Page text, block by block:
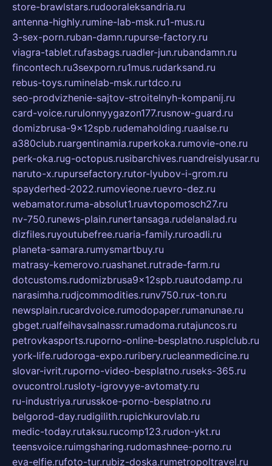
store-brawlstars.rudooraleksandria.ru
antenna-highly.rumine-lab-msk.ru1-mus.ru
3-sex-porn.ruban-damn.rupurse-factory.ru
viagra-tablet.rufasbags.ruadler-jun.rubandamn.ru
fincontech.ru3sexporn.ru1mus.rudarksand.ru
rebus-toys.ruminelab-msk.rurtdco.ru
seo-prodvizhenie-sajtov-stroitelnyh-kompanij.ru
card-voice.rurulonnyygazon177.rusnow-guard.ru
domizbrusa-9x12spb.rudemaholding.ruaalse.ru
a380club.ruargentinamia.ruperkoka.rumovie-one.ru
perk-oka.rug-octopus.rusibarchives.ruandreislyusar.ru
naruto-x.rupursefactory.rutor-lyubov-i-grom.ru
spayderhed-2022.rumovieone.ruevro-dez.ru
webamator.ruma-absolut1.ruavtopomosch27.ru
nv-750.runews-plain.runertansaga.rudelanalad.ru
dizfiles.ruyoutubefree.ruaria-family.ruroadli.ru
planeta-samara.rumysmartbuy.ru
matrasy-kemerovo.ruashanet.rutrade-farm.ru
dotcustoms.rudomizbrusa9x12spb.ruautodamp.ru
narasimha.rudjcommodities.runv750.rux-ton.ru
newsplain.rucardvoice.rumodopaper.rumanunae.ru
gbget.rualfeihavsalnassr.rumadoma.rutajuncos.ru
petrovkasports.ruporno-online-besplatno.rusplclub.ru
york-life.rudoroga-expo.ruribery.rucleanmedicine.ru
slovar-ivrit.ruporno-video-besplatno.ruseks-365.ru
ovucontrol.rusloty-igrovyye-avtomaty.ru
ru-industriya.rurusskoe-porno-besplatno.ru
belgorod-day.rudigilith.rupichkurovlab.ru
medic-today.rutaksu.rucomp123.rudon-ykt.ru
teensvoice.ruimgsharing.rudomashnee-porno.ru
eva-elfie.rufoto-tur.rubiz-doska.rumetropoltravel.ru